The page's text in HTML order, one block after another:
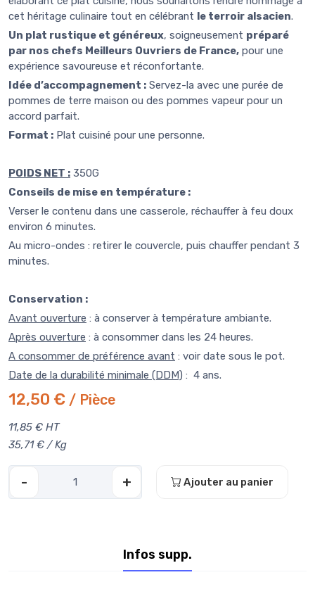
cet héritage culinaire tout en célébrant le terroir alsacien.
Un plat rustique et généreux, soigneusement préparé
par nos chefs Meilleurs Ouvriers de France, pour une
expérience savoureuse et réconfortante.
Idée d’accompagnement : Servez-la avec une purée de
pommes de terre maison ou des pommes vapeur pour un
accord parfait.
Format : Plat cuisiné pour une personne.
POIDS NET : 350G
Conseils de mise en température :
Verser le contenu dans une casserole, réchauffer à feu doux
environ 6 minutes.
Au micro-ondes : retirer le couvercle, puis chauffer pendant 3
minutes.
Conservation :
Avant ouverture : à conserver à température ambiante.
Après ouverture : à consommer dans les 24 heures.
A consommer de préférence avant : voir date sous le pot.
Date de la durabilité minimale (DDM) : 4 ans.
12,50 € / Pièce
11,85 € HT
35,71 € / Kg
- + Ajouter au panier
Infos supp.